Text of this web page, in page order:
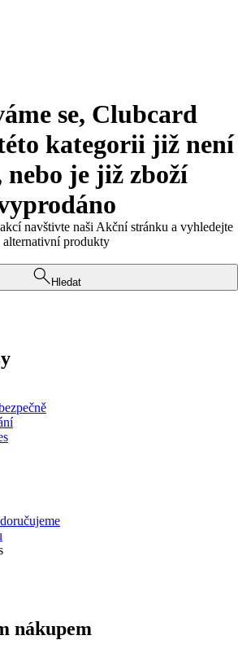
se, Clubcard
kategorii již není
nebo je již zboží
navštivte naši Akční stránku a vyhledejte
alternativní produkty
Hledat
nákupem